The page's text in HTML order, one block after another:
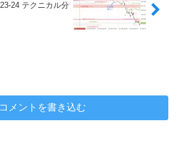
24 テクニカル分
コメントを書き込む